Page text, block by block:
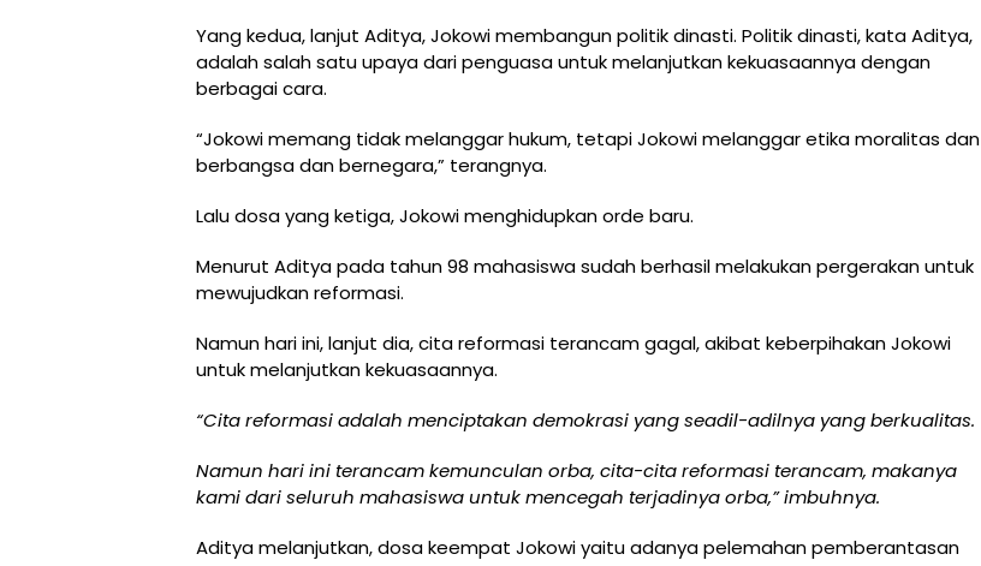
Yang kedua, lanjut Aditya, Jokowi membangun politik dinasti. Politik dinasti, kata Aditya,
adalah salah satu upaya dari penguasa untuk melanjutkan kekuasaannya dengan
berbagai cara.
“Jokowi memang tidak melanggar hukum, tetapi Jokowi melanggar etika moralitas dan
berbangsa dan bernegara,” terangnya.
Lalu dosa yang ketiga, Jokowi menghidupkan orde baru.
Menurut Aditya pada tahun 98 mahasiswa sudah berhasil melakukan pergerakan untuk
mewujudkan reformasi.
Namun hari ini, lanjut dia, cita reformasi terancam gagal, akibat keberpihakan Jokowi
untuk melanjutkan kekuasaannya.
“Cita reformasi adalah menciptakan demokrasi yang seadil-adilnya yang berkualitas.
Namun hari ini terancam kemunculan orba, cita-cita reformasi terancam, makanya
kami dari seluruh mahasiswa untuk mencegah terjadinya orba,” imbuhnya.
Aditya melanjutkan, dosa keempat Jokowi yaitu adanya pelemahan pemberantasan